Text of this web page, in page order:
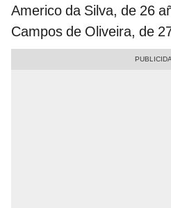
Americo da Silva, de 26
Campos de Oliveira, de